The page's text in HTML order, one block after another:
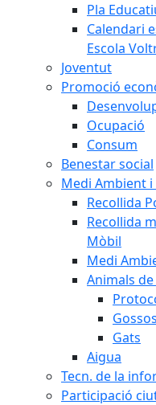
Pla
Calendari
Escola
Joventut
Promoció
Ocupació
Consum
Benestar social
Medi Ambient i
Recollida
Recollida
Mòbil
Medi
Animals
Gossos
Gats
Aigua
Tecn. de la
Participació